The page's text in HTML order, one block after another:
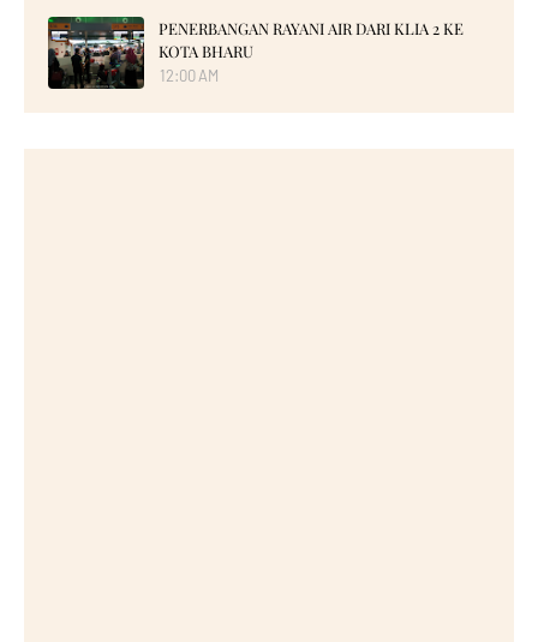
PENERBANGAN RAYANI AIR DARI KLIA 2 KE
KOTA BHARU
12:00 AM